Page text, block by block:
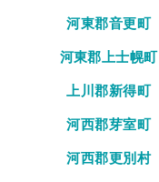
河東郡音更町
河東郡上士幌町
上川郡新得町
河西郡芽室町
河西郡更別村